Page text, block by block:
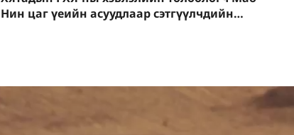
Нин цаг үеийн асуудлаар сэтгүүлчдийн